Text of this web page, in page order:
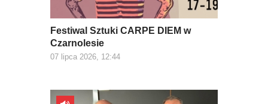
Festiwal Sztuki CARPE DIEM w
Czarnolesie
07 lipca 2026, 12:44